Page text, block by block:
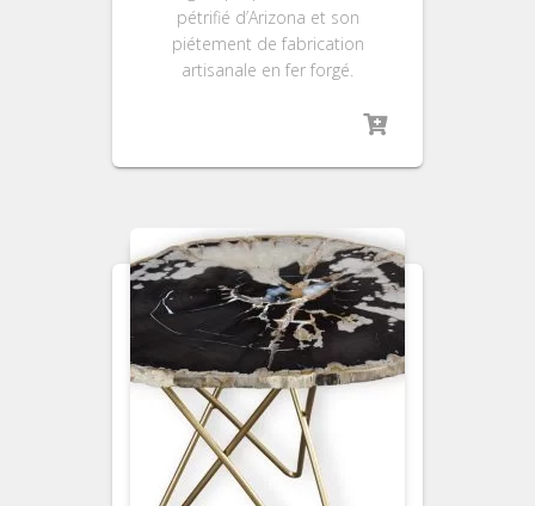
pétrifié d’Arizona et son
piétement de fabrication
artisanale en fer forgé.